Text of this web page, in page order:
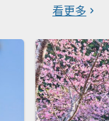
看更多